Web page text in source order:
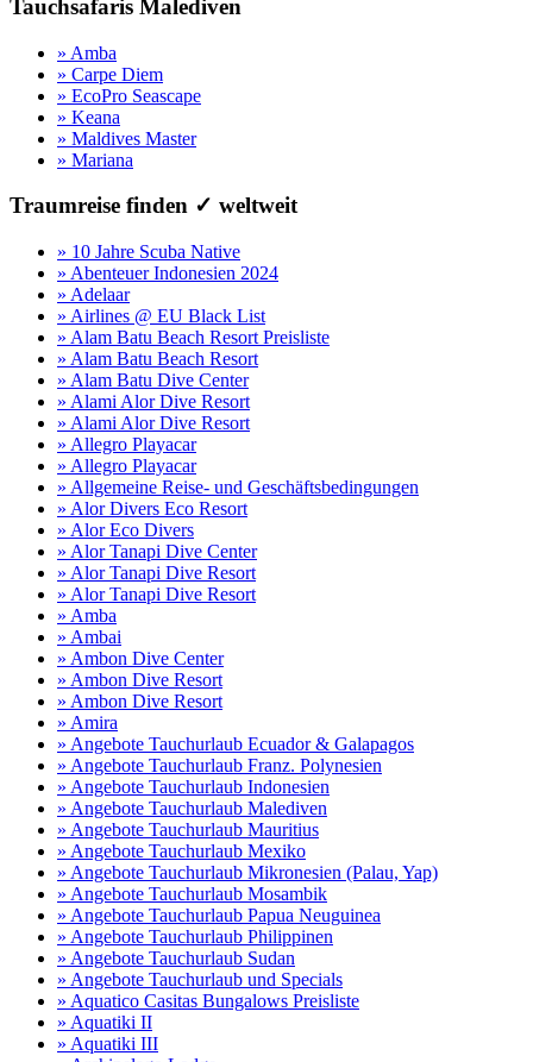
Tauchsafaris Malediven
» Amba
» Carpe Diem
» EcoPro Seascape
» Keana
» Maldives Master
» Mariana
Traumreise finden ✓ weltweit
» 10 Jahre Scuba Native
» Abenteuer Indonesien 2024
» Adelaar
» Airlines @ EU Black List
» Alam Batu Beach Resort Preisliste
» Alam Batu Beach Resort
» Alam Batu Dive Center
» Alami Alor Dive Resort
» Alami Alor Dive Resort
» Allegro Playacar
» Allegro Playacar
» Allgemeine Reise- und Geschäftsbedingungen
» Alor Divers Eco Resort
» Alor Eco Divers
» Alor Tanapi Dive Center
» Alor Tanapi Dive Resort
» Alor Tanapi Dive Resort
» Amba
» Ambai
» Ambon Dive Center
» Ambon Dive Resort
» Ambon Dive Resort
» Amira
» Angebote Tauchurlaub Ecuador & Galapagos
» Angebote Tauchurlaub Franz. Polynesien
» Angebote Tauchurlaub Indonesien
» Angebote Tauchurlaub Malediven
» Angebote Tauchurlaub Mauritius
» Angebote Tauchurlaub Mexiko
» Angebote Tauchurlaub Mikronesien (Palau, Yap)
» Angebote Tauchurlaub Mosambik
» Angebote Tauchurlaub Papua Neuguinea
» Angebote Tauchurlaub Philippinen
» Angebote Tauchurlaub Sudan
» Angebote Tauchurlaub und Specials
» Aquatico Casitas Bungalows Preisliste
» Aquatiki II
» Aquatiki III